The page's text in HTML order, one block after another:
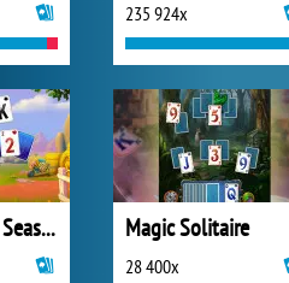
235 924x
Solitaire Farm: Seasons 2 Magic Solitaire
28 400x